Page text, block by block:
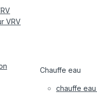
VRV
Chauffe eau
chauffe